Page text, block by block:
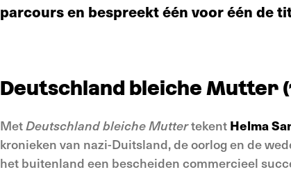
parcours en bespreekt één voor één de
Deutschland bleiche Mutter
MetDeutschland bleiche Muttertekent Helma
kronieken van nazi-Duitsland, de oorlog en de
het buitenland een bescheiden commercieel